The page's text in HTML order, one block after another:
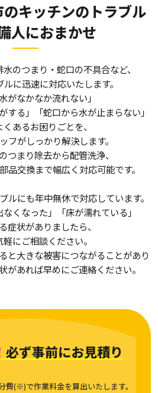
キッチンのトラブル
人におまかせ
のつまり・蛇口の不具合など、
に迅速に対応いたします。
がなかなか流れない」
する」「蛇口から水が止まらない」
あるお困りごとを、
フがしっかり解決します。
つまり除去から配管洗浄、
品交換まで幅広く対応可能です。
ルにも年中無休で対応しています。
なくなった」「床が濡れている」
症状がありましたら、
にご相談ください。
と大きな被害につながることがあり
があれば早めにご連絡ください。
必ず事前にお見積り
費(※)で作業料金を算出いたします。